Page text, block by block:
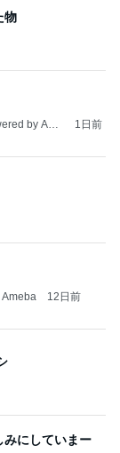
物
by Ame
1日前
12日前
みにしていまー